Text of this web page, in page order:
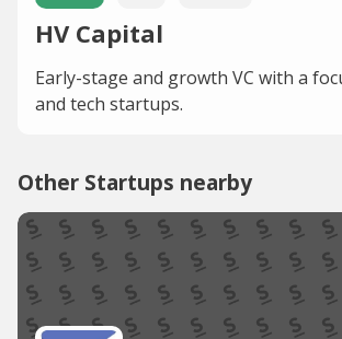
HV Capital
Early-stage and growth VC with a
and tech startups.
Other Startups nearby